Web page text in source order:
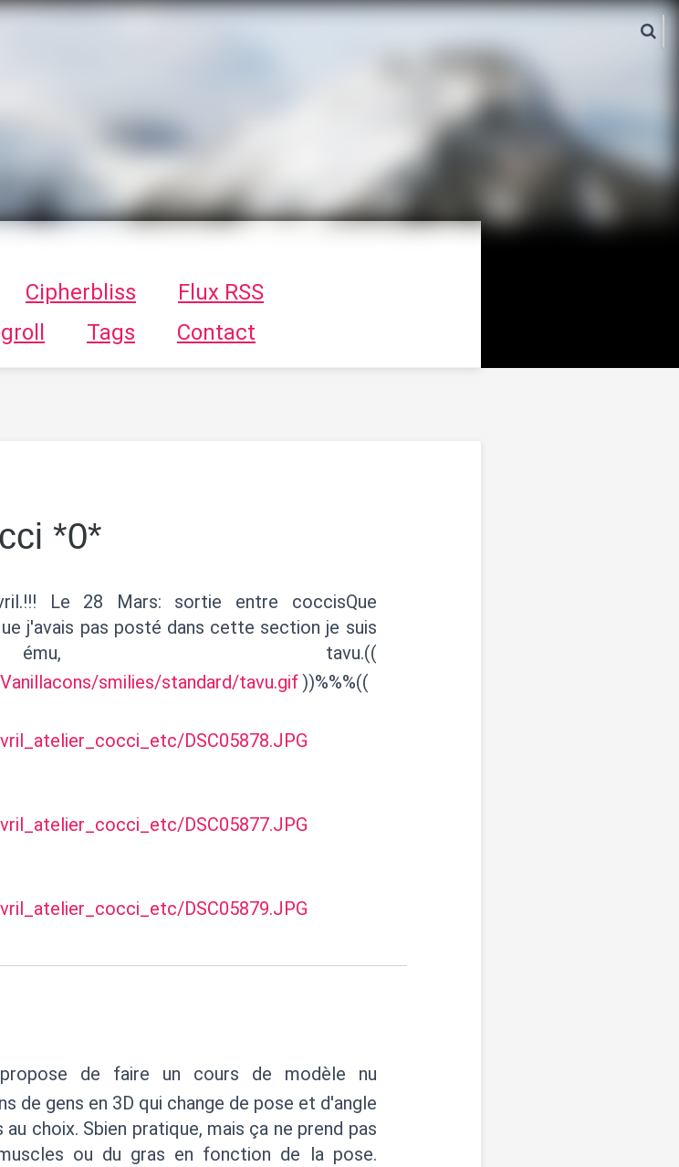
Blog
en tout genre par Tykayn
Cipherbliss
Flux RSS
Tags Contact
*0*
Le 28 Mars: sortie entre coccisQue
j'avais pas posté dans cette section je suis
tavu.((
smilies/standard/tavu.gif))%%%((
DSC05878.JPG
DSC05877.JPG
DSC05879.JPG
de faire un cours de modèle nu
de gens en 3D qui change de pose et d'angle
choix. Sbien pratique, mais ça ne prend pas
ou du gras en fonction de la pose.